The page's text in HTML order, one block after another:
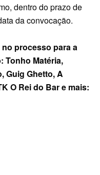
dentro do prazo de
da convocação.
processo para a
Tonho Matéria,
Guig Ghetto, A
O Rei do Bar e mais: